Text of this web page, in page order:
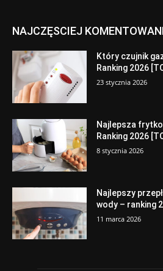
NAJCZĘSCIEJ
Który czujnik
Ranking 2026
23 stycznia 2026
Najlepsza
Ranking 2026
8 stycznia 2026
Najlepszy
wody – ranking
11 marca 2026